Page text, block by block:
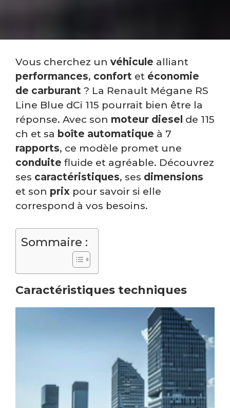
Vous cherchez un véhicule alliant
performances, confort et économie
de carburant ? La Renault Mégane RS
Line Blue dCi 115 pourrait bien être la
réponse. Avec son moteur diesel de 115
ch et sa boîte automatique à 7
rapports, ce modèle promet une
conduite fluide et agréable. Découvrez
ses caractéristiques, ses dimensions
et son prix pour savoir si elle
correspond à vos besoins.
Sommaire :
Caractéristiques techniques